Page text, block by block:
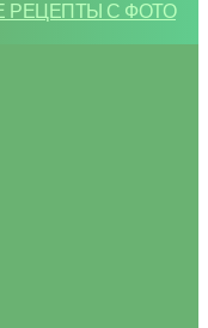
РЕЦЕПТЫ С ФОТО